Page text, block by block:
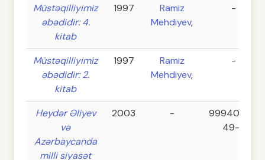
Müstəqilliyimiz
əbədidir: 4.
kitab
1997
Ramiz
Mehdiyev,
-
Müstəqilliyimiz
əbədidir: 2.
kitab
1997
Ramiz
Mehdiyev,
-
Heydər Əliyev
və
Azərbaycanda
milli siyasət
2003 -
99940-10-
49-2